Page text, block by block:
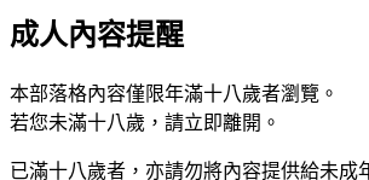
成人內容提醒
本部落格內容僅限年滿十八歲者瀏覽。
若您未滿十八歲，請立即離開。
已滿十八歲者，亦請勿將內容提供給未成